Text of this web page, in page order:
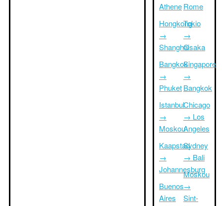
Athene
Hongkong
→
Shanghai
Bangkok
→
Phuket
Istanbul
→
Moskou
Kaapstad
→
Johannesburg
Buenos
Aires
Rome
Tokio
→
Osaka
Singapore
→
Bangkok
Chicago
→ Los
Angeles
Sydney
→ Bali
Moskou
→
Sint-